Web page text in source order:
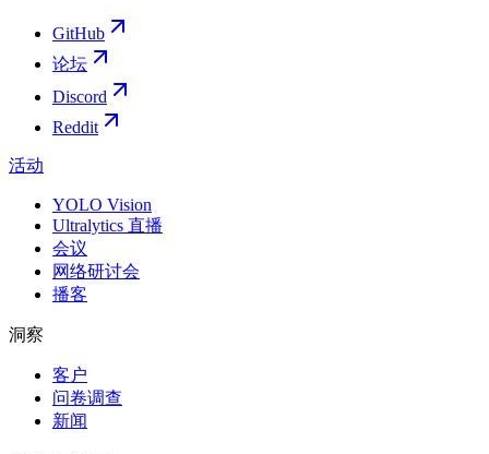
GitHub
论坛
Discord
Reddit
活动
YOLO Vision
Ultralytics 直播
会议
网络研讨会
播客
洞察
客户
问卷调查
新闻